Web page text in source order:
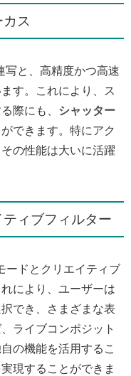
ス
写と、高精度かつ高速
す。これにより、ス
際にも、 シャッター
できます。特にアク
の性能は大いに活躍
ィブフィルター
ードとクリエイティブ
により、ユーザーは
でき、さまざまな表
ライブコンポジット
の機能を活用するこ
現することができま